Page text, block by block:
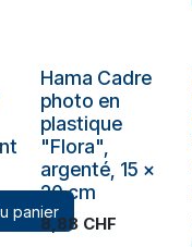
panier
Plus de stock
Hama Cadre
photo en
plastique
"Flora",
argenté, 15 x
20 cm
8,88CHF